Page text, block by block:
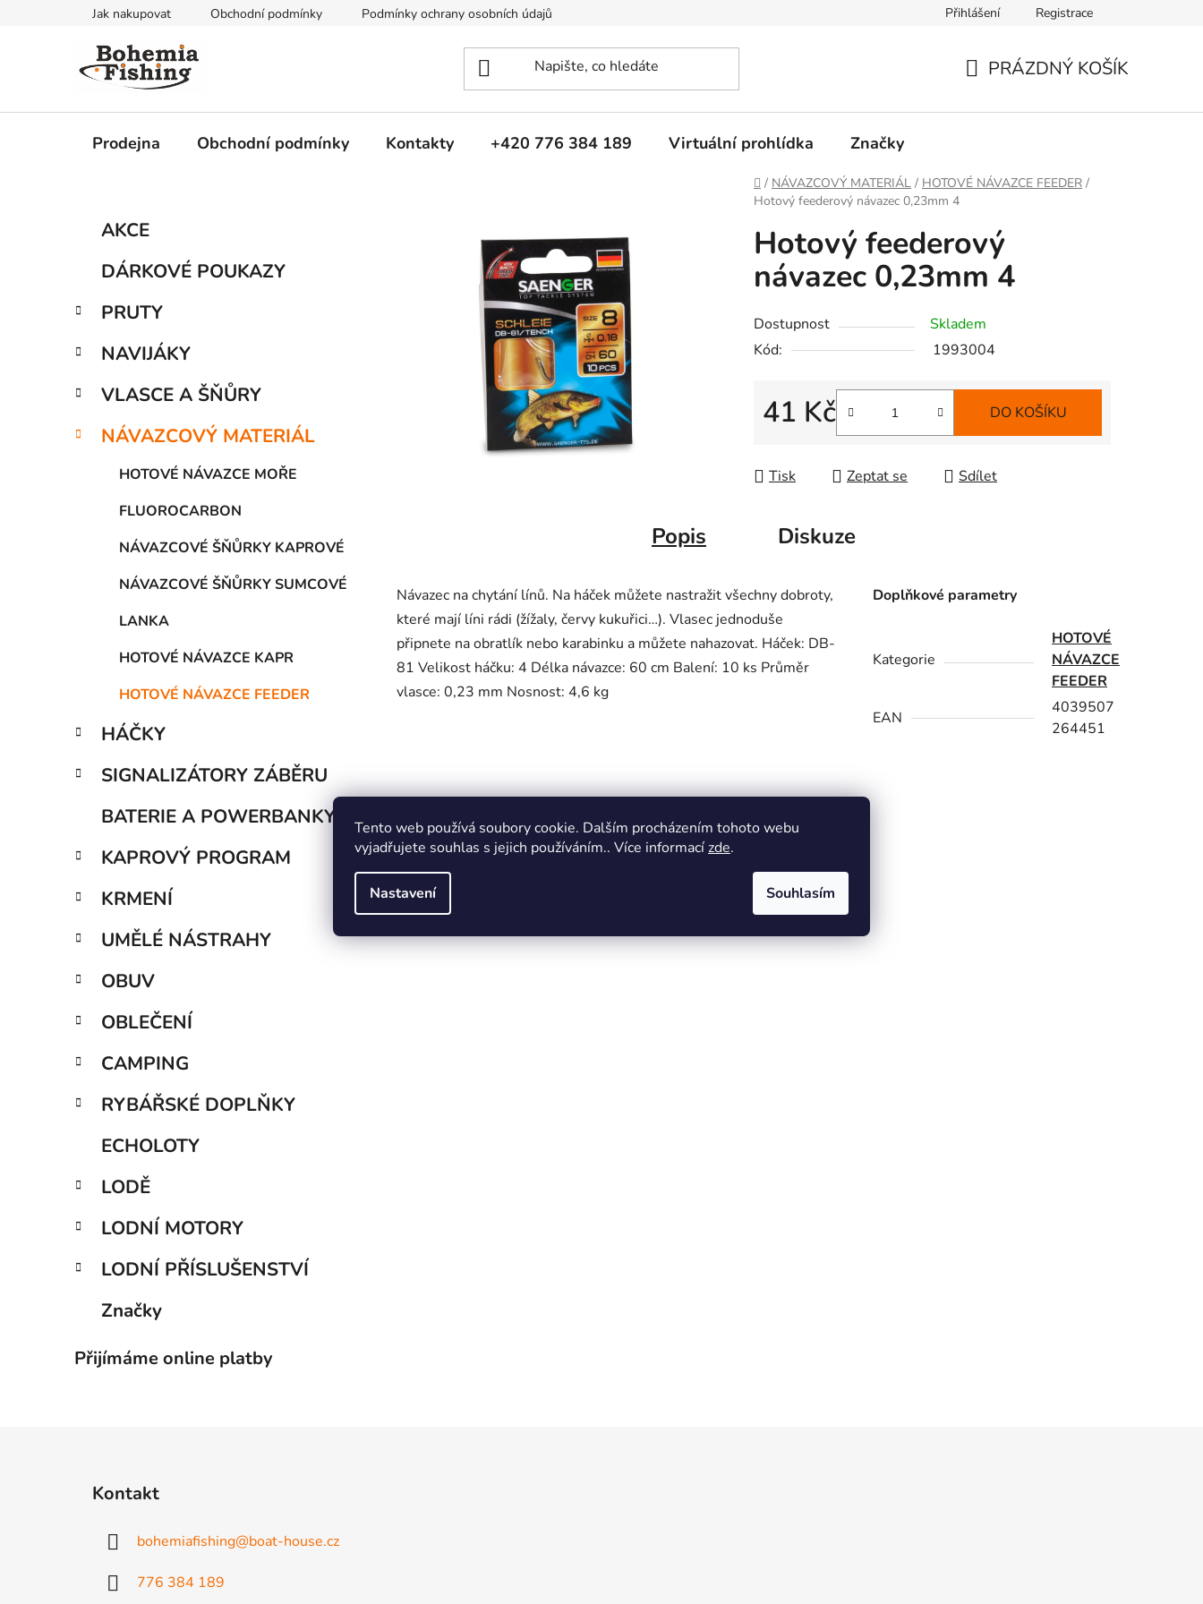
Tento web používá soubory cookie. Dalším procházením tohoto webu
vyjadřujete souhlas s jejich používáním.. Více informacízde.
Nastavení Souhlasím
Jak nakupovat Obchodní podmínky Podmínky ochrany osobních údajů Přihlášení Registrace
PRÁZDNÝ KOŠÍK
Prodejna Obchodní podmínky Kontakty +420 776 384 189 Virtuální prohlídka Značky
Domů
/ NÁVAZCOVÝ MATERIÁL / HOTOVÉ NÁVAZCE FEEDER /
Hotový feederový návazec 0,23mm 4
r
n
n
í
p
Přeskočit
kategorie
o
i
AKCE
DÁRKOVÉ POUKAZY
PRUTY
NAVIJÁKY
VLASCE A ŠŇŮRY
NÁVAZCOVÝ MATERIÁL
HOTOVÉ NÁVAZCE MOŘE
FLUOROCARBON
NÁVAZCOVÉ ŠŇŮRKY KAPROVÉ
NÁVAZCOVÉ ŠŇŮRKY SUMCOVÉ
LANKA
HOTOVÉ NÁVAZCE KAPR
HOTOVÉ NÁVAZCE FEEDER
HÁČKY
SIGNALIZÁTORY ZÁBĚRU
BATERIE A POWERBANKY
KAPROVÝ PROGRAM
KRMENÍ
UMĚLÉ NÁSTRAHY
OBUV
OBLEČENÍ
CAMPING
RYBÁŘSKÉ DOPLŇKY
ECHOLOTY
LODĚ
LODNÍ MOTORY
LODNÍ PŘÍSLUŠENSTVÍ
Značky
Přijímáme online platby
Hotový feederový
návazec 0,23mm 4
Dostupnost
Skladem
Kód:
1993004
41 Kč
Měrná cena:
DO KOŠÍKU
Tisk Zeptat se Sdílet
Popis Diskuze
Návazec na chytání línů. Na háček můžete nastražit všechny dobroty,
které mají líni rádi (žížaly, červy kukuřici…). Vlasec jednoduše
připnete na obratlík nebo karabinku a můžete nahazovat. Háček: DB-
81 Velikost háčku: 4 Délka návazce: 60 cm Balení: 10 ks Průměr
vlasce: 0,23 mm Nosnost: 4,6 kg
Doplňkové parametry
Kategorie
HOTOVÉ
NÁVAZCE
FEEDER
EAN
4039507
264451
Kontakt
bohemiafishing@boat-house.cz
776 384 189